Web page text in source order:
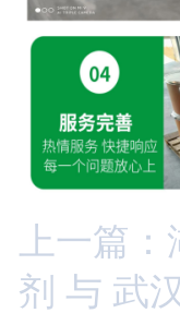
上一篇
剂 与 武